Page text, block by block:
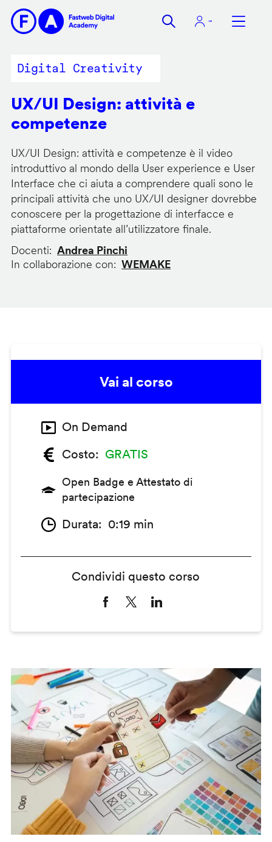
contenuto
Digital Creativity
UX/UI Design: attività e
competenze
UX/UI Design: attività e competenze è il video
introduttivo al mondo della User experience e User
Interface che ci aiuta a comprendere quali sono le
principali attività che uno UX/UI designer dovrebbe
conoscere per la progettazione di interfacce e
piattaforme orientate all’utilizzatore finale.
Docenti
Andrea Pinchi
In collaborazione con
WEMAKE
Vai al corso
On Demand
Costo
GRATIS
Open Badge e Attestato di
partecipazione
Durata 0:19 min
Condividi questo corso